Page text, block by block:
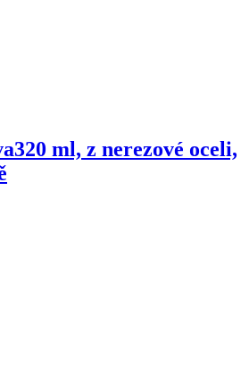
320 ml, z nerezové oceli,